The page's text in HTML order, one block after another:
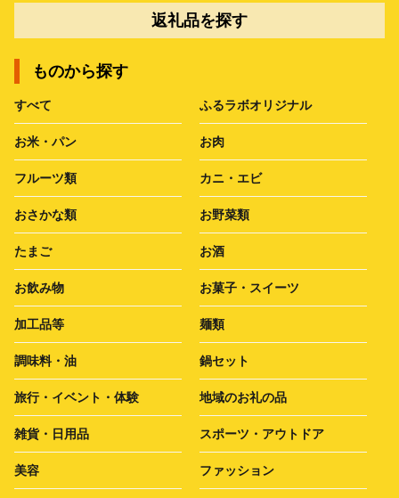
返礼品を探す
ものから探す
すべて ふるラボオリジナル
お米・パン お肉
フルーツ類 カニ・エビ
おさかな類 お野菜類
たまご お酒
お飲み物 お菓子・スイーツ
加工品等 麺類
調味料・油 鍋セット
旅行・イベント・体験 地域のお礼の品
雑貨・日用品 スポーツ・アウトドア
美容 ファッション